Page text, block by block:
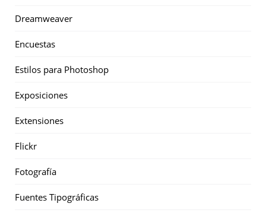
Dreamweaver
Encuestas
Estilos para Photoshop
Exposiciones
Extensiones
Flickr
Fotografía
Fuentes Tipográficas